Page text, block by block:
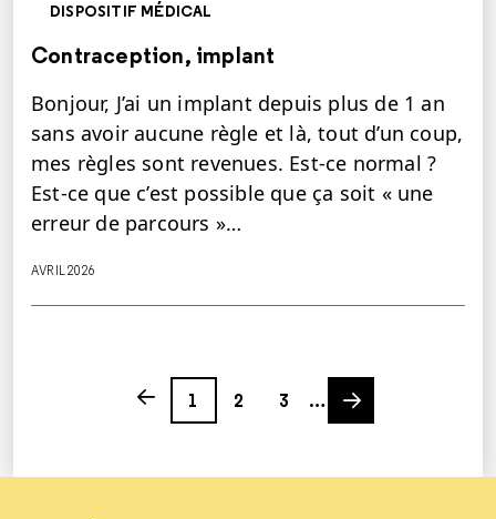
DISPOSITIF MÉDICAL
Contraception, implant
Bonjour, J’ai un implant depuis plus de 1 an
sans avoir aucune règle et là, tout d’un coup,
mes règles sont revenues. Est-ce normal ?
Est-ce que c’est possible que ça soit « une
erreur de parcours »…
AVRIL 2026
Previous page
Page
1
Page
2
3
…
Next page